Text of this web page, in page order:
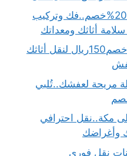
شركة نقل مكاتب بالرياض بـ 20%خصم..فك وتركيب
أثاثك ومعداتك
دينا نقل عفش حي العزيزية..خصم150ريال لنقل أثاثك
مريحة لعفشك..تُلبي
مكة..نقل احترافي
نقل فوري